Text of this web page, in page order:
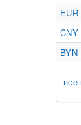
EUR
CNY
BYN